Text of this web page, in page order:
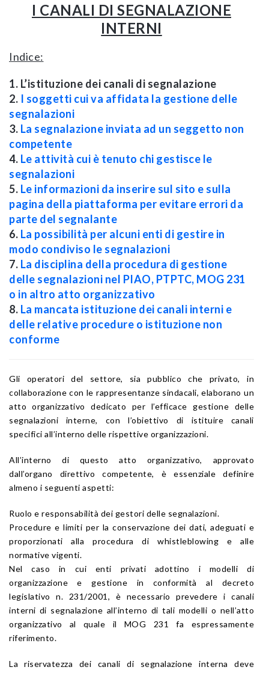
I CANALI DI SEGNALAZIONE
INTERNI
Indice:
1. L’istituzione dei canali di segnalazione
2. I soggetti cui va affidata la gestione delle
segnalazioni
3. La segnalazione inviata ad un seggetto non
competente
4. Le attività cui è tenuto chi gestisce le
segnalazioni
5. Le informazioni da inserire sul sito e sulla
pagina della piattaforma per evitare errori da
parte del segnalante
6. La possibilità per alcuni enti di gestire in
modo condiviso le segnalazioni
7. La disciplina della procedura di gestione
delle segnalazioni nel PIAO, PTPTC, MOG 231
o in altro atto organizzativo
8. La mancata istituzione dei canali interni e
delle relative procedure o istituzione non
conforme
Gli operatori del settore, sia pubblico che privato, in
collaborazione con le rappresentanze sindacali, elaborano un
atto organizzativo dedicato per l’efficace gestione delle
segnalazioni interne, con l’obiettivo di istituire canali
specifici all’interno delle rispettive organizzazioni.
All’interno di questo atto organizzativo, approvato
dall’organo direttivo competente, è essenziale definire
almeno i seguenti aspetti:
Ruolo e responsabilità dei gestori delle segnalazioni.
Procedure e limiti per la conservazione dei dati, adeguati e
proporzionati alla procedura di whistleblowing e alle
normative vigenti.
Nel caso in cui enti privati adottino i modelli di
organizzazione e gestione in conformità al decreto
legislativo n. 231/2001, è necessario prevedere i canali
interni di segnalazione all’interno di tali modelli o nell’atto
organizzativo al quale il MOG 231 fa espressamente
riferimento.
La riservatezza dei canali di segnalazione interna deve